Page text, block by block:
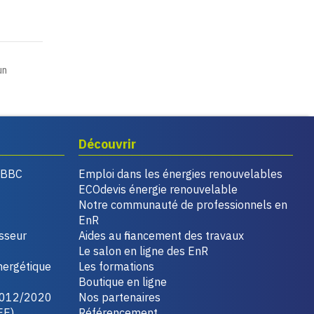
2020
Découvrir
Emploi dans les énergies renouvelables
ECOdevis énergie renouvelable
Notre communauté de professionnels en
EnR
Aides au financement des travaux
Le salon en ligne des EnR
Les formations
Boutique en ligne
Nos partenaires